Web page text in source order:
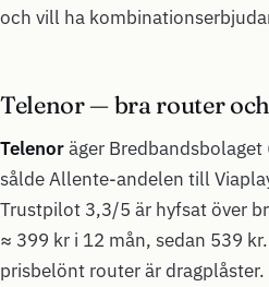
och vill ha
Telenor — bra router
Telenoräger
sålde Allente-andelen till
Trustpilot 3,3/5 är hyfsat över
≈ 399 kr i 12 mån, sedan 539
prisbelönt router är